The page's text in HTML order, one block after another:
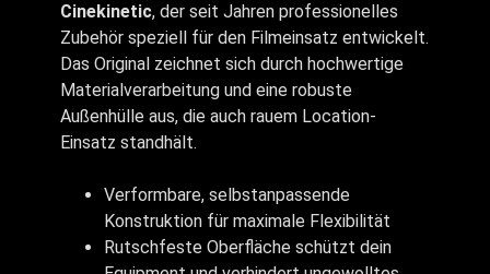
Cinekinetic, der seit Jahren professionelles
Zubehör speziell für den Filmeinsatz entwickelt.
Das Original zeichnet sich durch hochwertige
Materialverarbeitung und eine robuste
Außenhülle aus, die auch rauem Location-
Einsatz standhält.
Verformbare, selbstanpassende
Konstruktion für maximale Flexibilität
Rutschfeste Oberfläche schützt dein